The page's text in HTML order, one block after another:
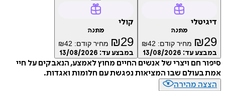
₪ מחיר קודם: ₪42
עד:13/08/2026
₪ 29 מחיר קודם: ₪42
במבצע עד:13/08/2026
חם ויצרי של אנשים החיים מחוץ לאמצע, הנאבקים על חיי
שבו המציאות נפגשת עם חלומות ואגדות.
מהירה